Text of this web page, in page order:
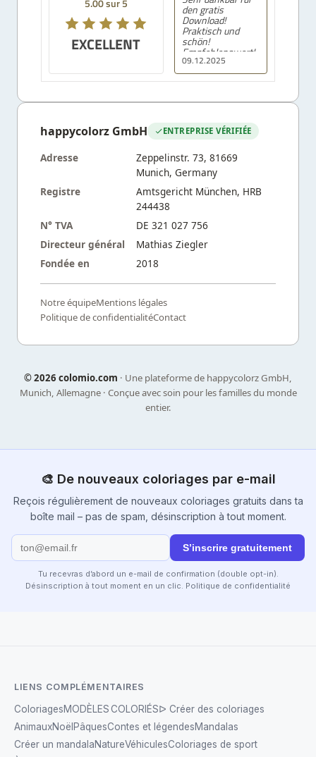
5.00 sur 5
EXCELLENT
09.12.2025
den gratis
Download!
Praktisch und
schön!
Empfehlenswert!
happycolorz GmbH ENTREPRISE VÉRIFIÉE
Adresse
Zeppelinstr. 73, 81669
Munich, Germany
Registre
Amtsgericht München, HRB
244438
N° TVA
DE 321 027 756
Directeur général
Mathias Ziegler
Fondée en
2018
Notre équipeMentions légales
Politique de confidentialitéContact
©2026 colomio.com · Une plateforme de happycolorz GmbH,
Munich, Allemagne · Conçue avec soin pour les familles du monde
entier.
🎨 De nouveaux coloriages par e-mail
Reçois régulièrement de nouveaux coloriages gratuits dans ta
boîte mail – pas de spam, désinscription à tout moment.
S’inscrire gratuitement
Tu recevras d’abord un e-mail de confirmation (double opt-in).
Désinscription à tout moment en un clic. Politique de confidentialité
LIENS COMPLÉMENTAIRES
ColoriagesMODÈLES COLORIÉSᐅ Créer des coloriages
AnimauxNoël PâquesContes et légendesMandalas
Créer un mandalaNatureVéhiculesColoriages de sport